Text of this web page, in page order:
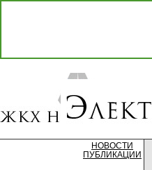
НОВОСТИ
ПУБЛИКАЦИИ